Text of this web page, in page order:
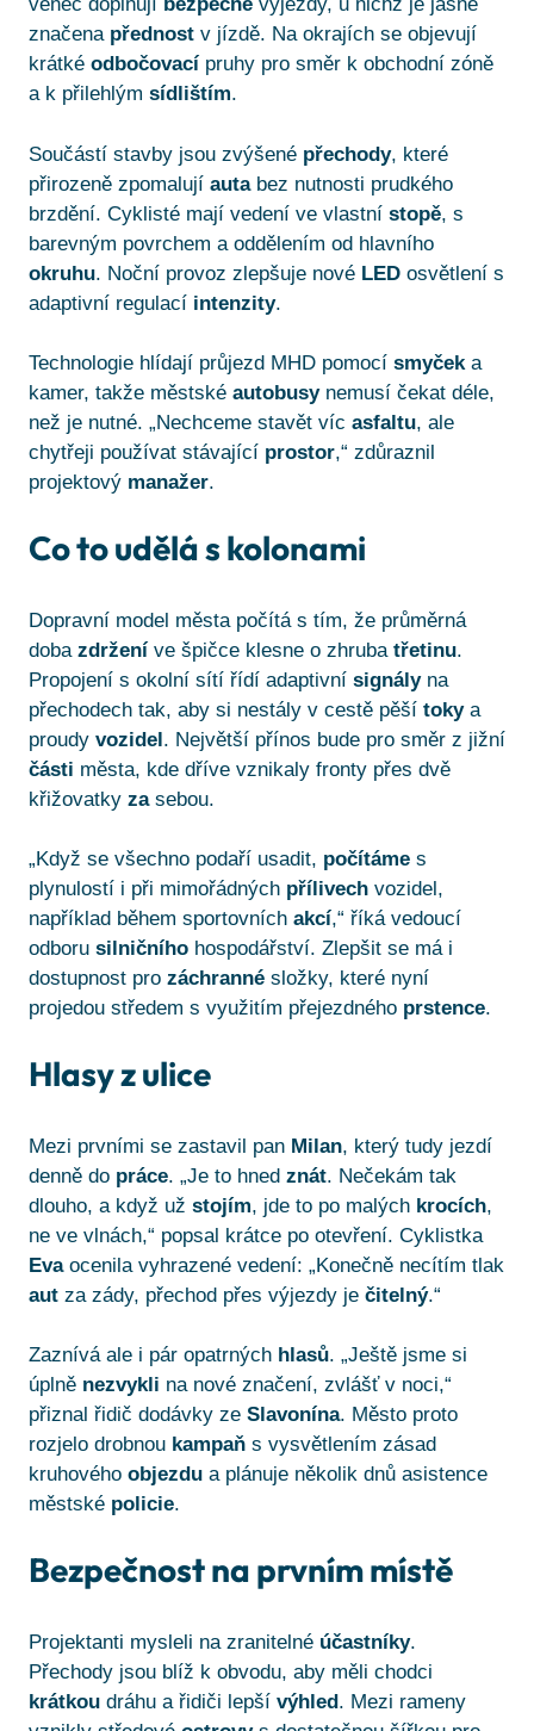
značena přednost v jízdě. Na okrajích se objevují
krátké odbočovací pruhy pro směr k obchodní zóně
a k přilehlým sídlištím.
Součástí stavby jsou zvýšené přechody, které
přirozeně zpomalují autabez nutnosti prudkého
brzdění. Cyklisté mají vedení ve vlastní stopě, s
barevným povrchem a oddělením od hlavního
okruhu. Noční provoz zlepšuje nové LED osvětlení s
adaptivní regulací intenzity.
Technologie hlídají průjezd MHD pomocí smyčeka
kamer, takže městské autobusynemusí čekat déle,
než je nutné. „Nechceme stavět víc asfaltu, ale
chytřeji používat stávající prostor,“ zdůraznil
projektový manažer.
Co to udělá s kolonami
Dopravní model města počítá s tím, že průměrná
doba zdržení ve špičce klesne o zhruba třetinu.
Propojení s okolní sítí řídí adaptivní signályna
přechodech tak, aby si nestály v cestě pěší tokya
proudy vozidel. Největší přínos bude pro směr z jižní
části města, kde dříve vznikaly fronty přes dvě
křižovatky zasebou.
„Když se všechno podaří usadit, počítáme s
plynulostí i při mimořádných přílivech vozidel,
například během sportovních akcí,“ říká vedoucí
odboru silničního hospodářství. Zlepšit se má i
dostupnost pro záchranné složky, které nyní
projedou středem s využitím přejezdného prstence.
Hlasy z ulice
Mezi prvními se zastavil pan Milan, který tudy jezdí
denně do práce. „Je to hned znát. Nečekám tak
dlouho, a když už stojím, jde to po malých krocích,
ne ve vlnách,“ popsal krátce po otevření. Cyklistka
Evaocenila vyhrazené vedení: „Konečně necítím tlak
aut za zády, přechod přes výjezdy je čitelný.“
Zaznívá ale i pár opatrných hlasů. „Ještě jsme si
úplně nezvykli na nové značení, zvlášť v noci,“
přiznal řidič dodávky ze Slavonína. Město proto
rozjelo drobnou kampaň s vysvětlením zásad
kruhového objezdu a plánuje několik dnů asistence
městské policie.
Bezpečnost na prvním místě
Projektanti mysleli na zranitelné účastníky.
Přechody jsou blíž k obvodu, aby měli chodci
krátkou dráhu a řidiči lepší výhled. Mezi rameny